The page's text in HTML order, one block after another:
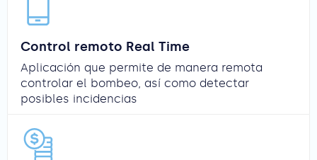
Control remoto Real Time
Aplicación que permite de manera remota
controlar el bombeo, así como detectar
posibles incidencias